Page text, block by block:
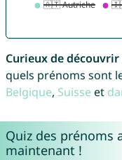
Curieux de
quels prénoms sont
Belgique, Suisse et
Quiz des prénoms
maintenant !